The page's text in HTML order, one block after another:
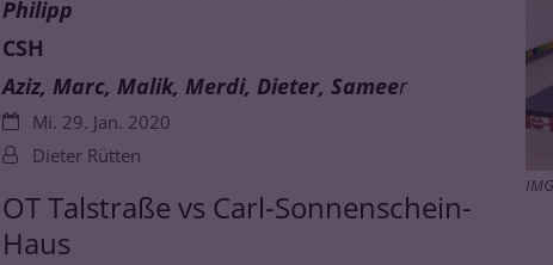
Philipp
CSH
Aziz, Marc, Malik, Merdi, Dieter, Sameer
Datum:Mi. 29. Jan. 2020
Von:Dieter Rütten
OT Talstraße vs Carl-Sonnenschein-
Haus